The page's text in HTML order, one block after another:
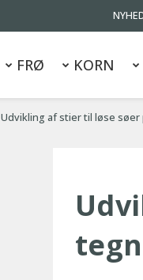
FRØ KORN
Udvikling af stier til løse